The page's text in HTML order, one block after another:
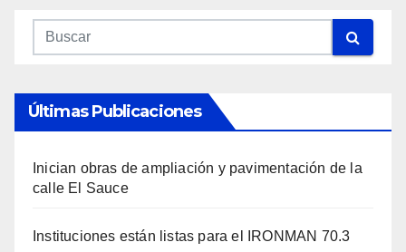
Últimas Publicaciones
Inician obras de ampliación y pavimentación de la
calle El Sauce
Instituciones están listas para el IRONMAN 70.3